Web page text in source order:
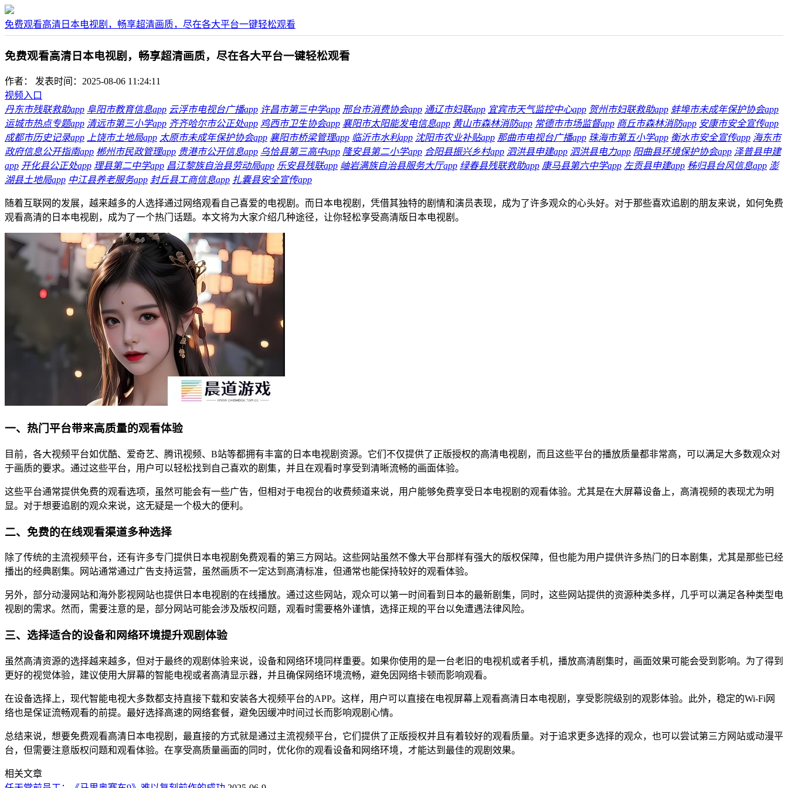
免费观看高清日本电视剧，畅享超清画质，尽在各大平台一键轻松观看
免费观看高清日本电视剧，畅享超清画质，尽在各大平台一键轻松观看
作者：
发表时间：2025-08-06 11:24:11
视频入口
丹东市残联救助app 阜阳市教育信息app 云浮市电视台广播app 许昌市第三中学app 邢台市消费协会app 通辽市妇联app 宜宾市天气监控中心app 贺州市妇联救助app 蚌埠市未成年保护协会app
运城市热点专题app 清远市第三小学app 齐齐哈尔市公正处app 鸡西市卫生协会app 襄阳市太阳能发电信息app 黄山市森林消防app 常德市市场监督app 商丘市森林消防app 安康市安全宣传app
成都市历史记录app 上饶市土地局app 太原市未成年保护协会app 襄阳市桥梁管理app 临沂市水利app 沈阳市农业补贴app 那曲市电视台广播app 珠海市第五小学app 衡水市安全宣传app 海东市
政府信息公开指南app 郴州市民政管理app 贵港市公开信息app 乌恰县第三高中app 隆安县第二小学app 合阳县振兴乡村app 泗洪县申建app 泗洪县电力app 阳曲县环境保护协会app 泽普县申建
app 开化县公正处app 理县第二中学app 昌江黎族自治县劳动局app 乐安县残联app 岫岩满族自治县服务大厅app 绿春县残联救助app 康马县第六中学app 左贡县申建app 秭归县台风信息app 澎
湖县土地局app 中江县养老服务app 封丘县工商信息app 扎囊县安全宣传app
随着互联网的发展，越来越多的人选择通过网络观看自己喜爱的电视剧。而日本电视剧，凭借其独特的剧情和演员表现，成为了许多观众的心头好。对于那些喜欢追剧的朋友来说，如何免费
观看高清的日本电视剧，成为了一个热门话题。本文将为大家介绍几种途径，让你轻松享受高清版日本电视剧。
一、热门平台带来高质量的观看体验
目前，各大视频平台如优酷、爱奇艺、腾讯视频、B站等都拥有丰富的日本电视剧资源。它们不仅提供了正版授权的高清电视剧，而且这些平台的播放质量都非常高，可以满足大多数观众对
于画质的要求。通过这些平台，用户可以轻松找到自己喜欢的剧集，并且在观看时享受到清晰流畅的画面体验。
这些平台通常提供免费的观看选项，虽然可能会有一些广告，但相对于电视台的收费频道来说，用户能够免费享受日本电视剧的观看体验。尤其是在大屏幕设备上，高清视频的表现尤为明
显。对于想要追剧的观众来说，这无疑是一个极大的便利。
二、免费的在线观看渠道多种选择
除了传统的主流视频平台，还有许多专门提供日本电视剧免费观看的第三方网站。这些网站虽然不像大平台那样有强大的版权保障，但也能为用户提供许多热门的日本剧集，尤其是那些已经
播出的经典剧集。网站通常通过广告支持运营，虽然画质不一定达到高清标准，但通常也能保持较好的观看体验。
另外，部分动漫网站和海外影视网站也提供日本电视剧的在线播放。通过这些网站，观众可以第一时间看到日本的最新剧集，同时，这些网站提供的资源种类多样，几乎可以满足各种类型电
视剧的需求。然而，需要注意的是，部分网站可能会涉及版权问题，观看时需要格外谨慎，选择正规的平台以免遭遇法律风险。
三、选择适合的设备和网络环境提升观剧体验
虽然高清资源的选择越来越多，但对于最终的观剧体验来说，设备和网络环境同样重要。如果你使用的是一台老旧的电视机或者手机，播放高清剧集时，画面效果可能会受到影响。为了得到
更好的视觉体验，建议使用大屏幕的智能电视或者高清显示器，并且确保网络环境流畅，避免因网络卡顿而影响观看。
在设备选择上，现代智能电视大多数都支持直接下载和安装各大视频平台的APP。这样，用户可以直接在电视屏幕上观看高清日本电视剧，享受影院级别的观影体验。此外，稳定的Wi-Fi网
络也是保证流畅观看的前提。最好选择高速的网络套餐，避免因缓冲时间过长而影响观剧心情。
总结来说，想要免费观看高清日本电视剧，最直接的方式就是通过主流视频平台，它们提供了正版授权并且有着较好的观看质量。对于追求更多选择的观众，也可以尝试第三方网站或动漫平
台，但需要注意版权问题和观看体验。在享受高质量画面的同时，优化你的观看设备和网络环境，才能达到最佳的观剧效果。
相关文章